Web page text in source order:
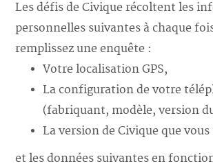
Les défis de Civique récoltent les
personnelles suivantes à chaque
remplissez une enquête :
Votre localisation GPS,
La configuration de votre
(fabriquant, modèle, version
La version de Civique que
et les données suivantes en